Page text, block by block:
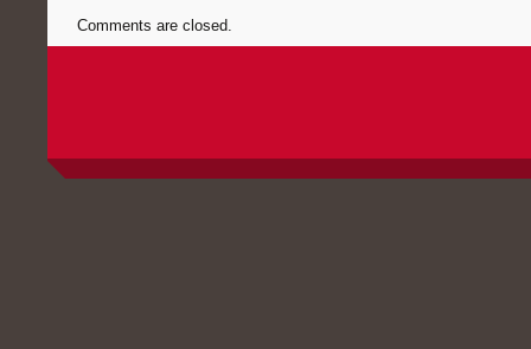
Comments are closed.